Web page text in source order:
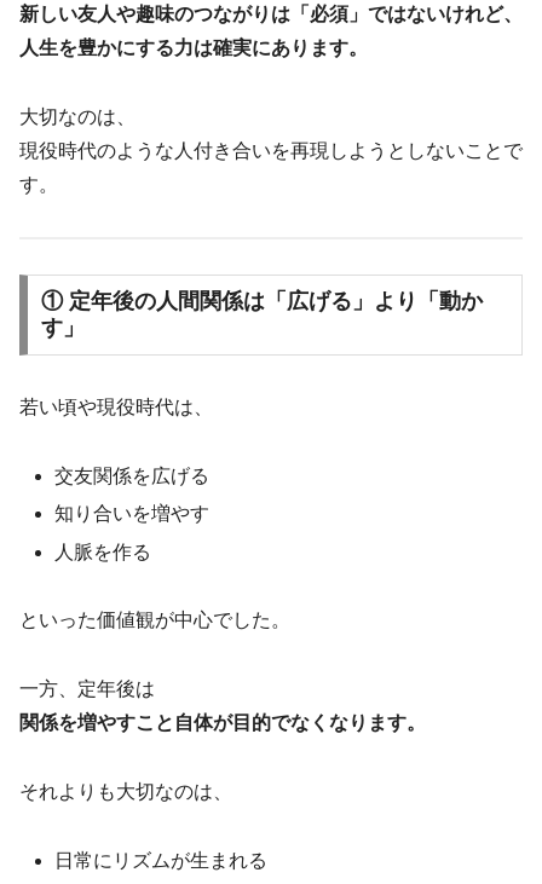
新しい友人や趣味のつながりは「必須」ではないけれど、
人生を豊かにする力は確実にあります。
大切なのは、
現役時代のような人付き合いを再現しようとしないことで
す。
① 定年後の人間関係は「広げる」より「動か
す」
若い頃や現役時代は、
交友関係を広げる
知り合いを増やす
人脈を作る
といった価値観が中心でした。
一方、定年後は
関係を増やすこと自体が目的でなくなります。
それよりも大切なのは、
日常にリズムが生まれる